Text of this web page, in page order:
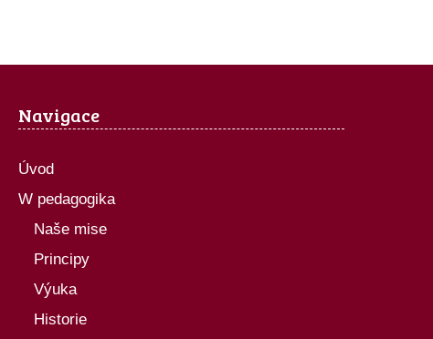
Navigace
Úvod
W pedagogika
Naše mise
Principy
Výuka
Historie